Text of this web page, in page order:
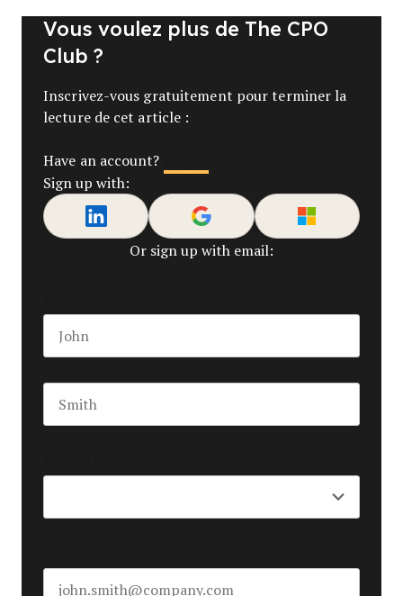
Vous voulez plus de The CPO
Club ?
Inscrivez-vous gratuitement pour terminer la
lecture de cet article :
Have an account?
Sign up with:
Or sign up with email: